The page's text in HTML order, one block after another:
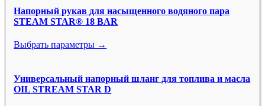
Напорный рукав для насыщенного водяного пара
STEAM STAR® 18 BAR
Выбрать параметры →
Универсальный напорный шланг для топлива и масла
OIL STREAM STAR D